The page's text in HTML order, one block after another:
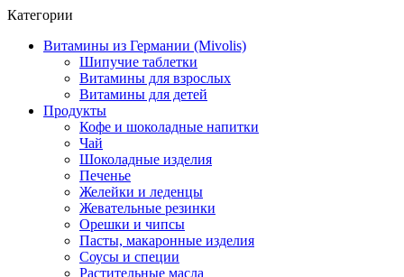
Категории
Витамины из Германии (Mivolis)
Шипучие таблетки
Витамины для взрослых
Витамины для детей
Продукты
Кофе и шоколадные напитки
Чай
Шоколадные изделия
Печенье
Желейки и леденцы
Жевательные резинки
Орешки и чипсы
Пасты, макаронные изделия
Соусы и специи
Растительные масла